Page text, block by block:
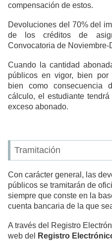
compensación de estos.
Devoluciones del 70% del
de los créditos de
Convocatoria de Noviembre-
Cuando la cantidad
públicos en vigor, bien por
bien como consecuencia
cálculo, el estudiante
exceso abonado.
Tramitación
Con carácter general, las
públicos se tramitarán de
siempre que conste en la
cuenta bancaria de la que
A través del Registro
web del
Registro